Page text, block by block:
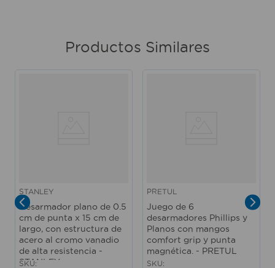
Productos Similares
STANLEY
Desarmador plano de 0.5
cm de punta x 15 cm de
largo, con estructura de
acero al cromo vanadio
de alta resistencia -
STANLEY
SKU:
PRETUL
Juego de 6
desarmadores Phillips y
Planos con mangos
comfort grip y punta
magnética. - PRETUL
SKU: